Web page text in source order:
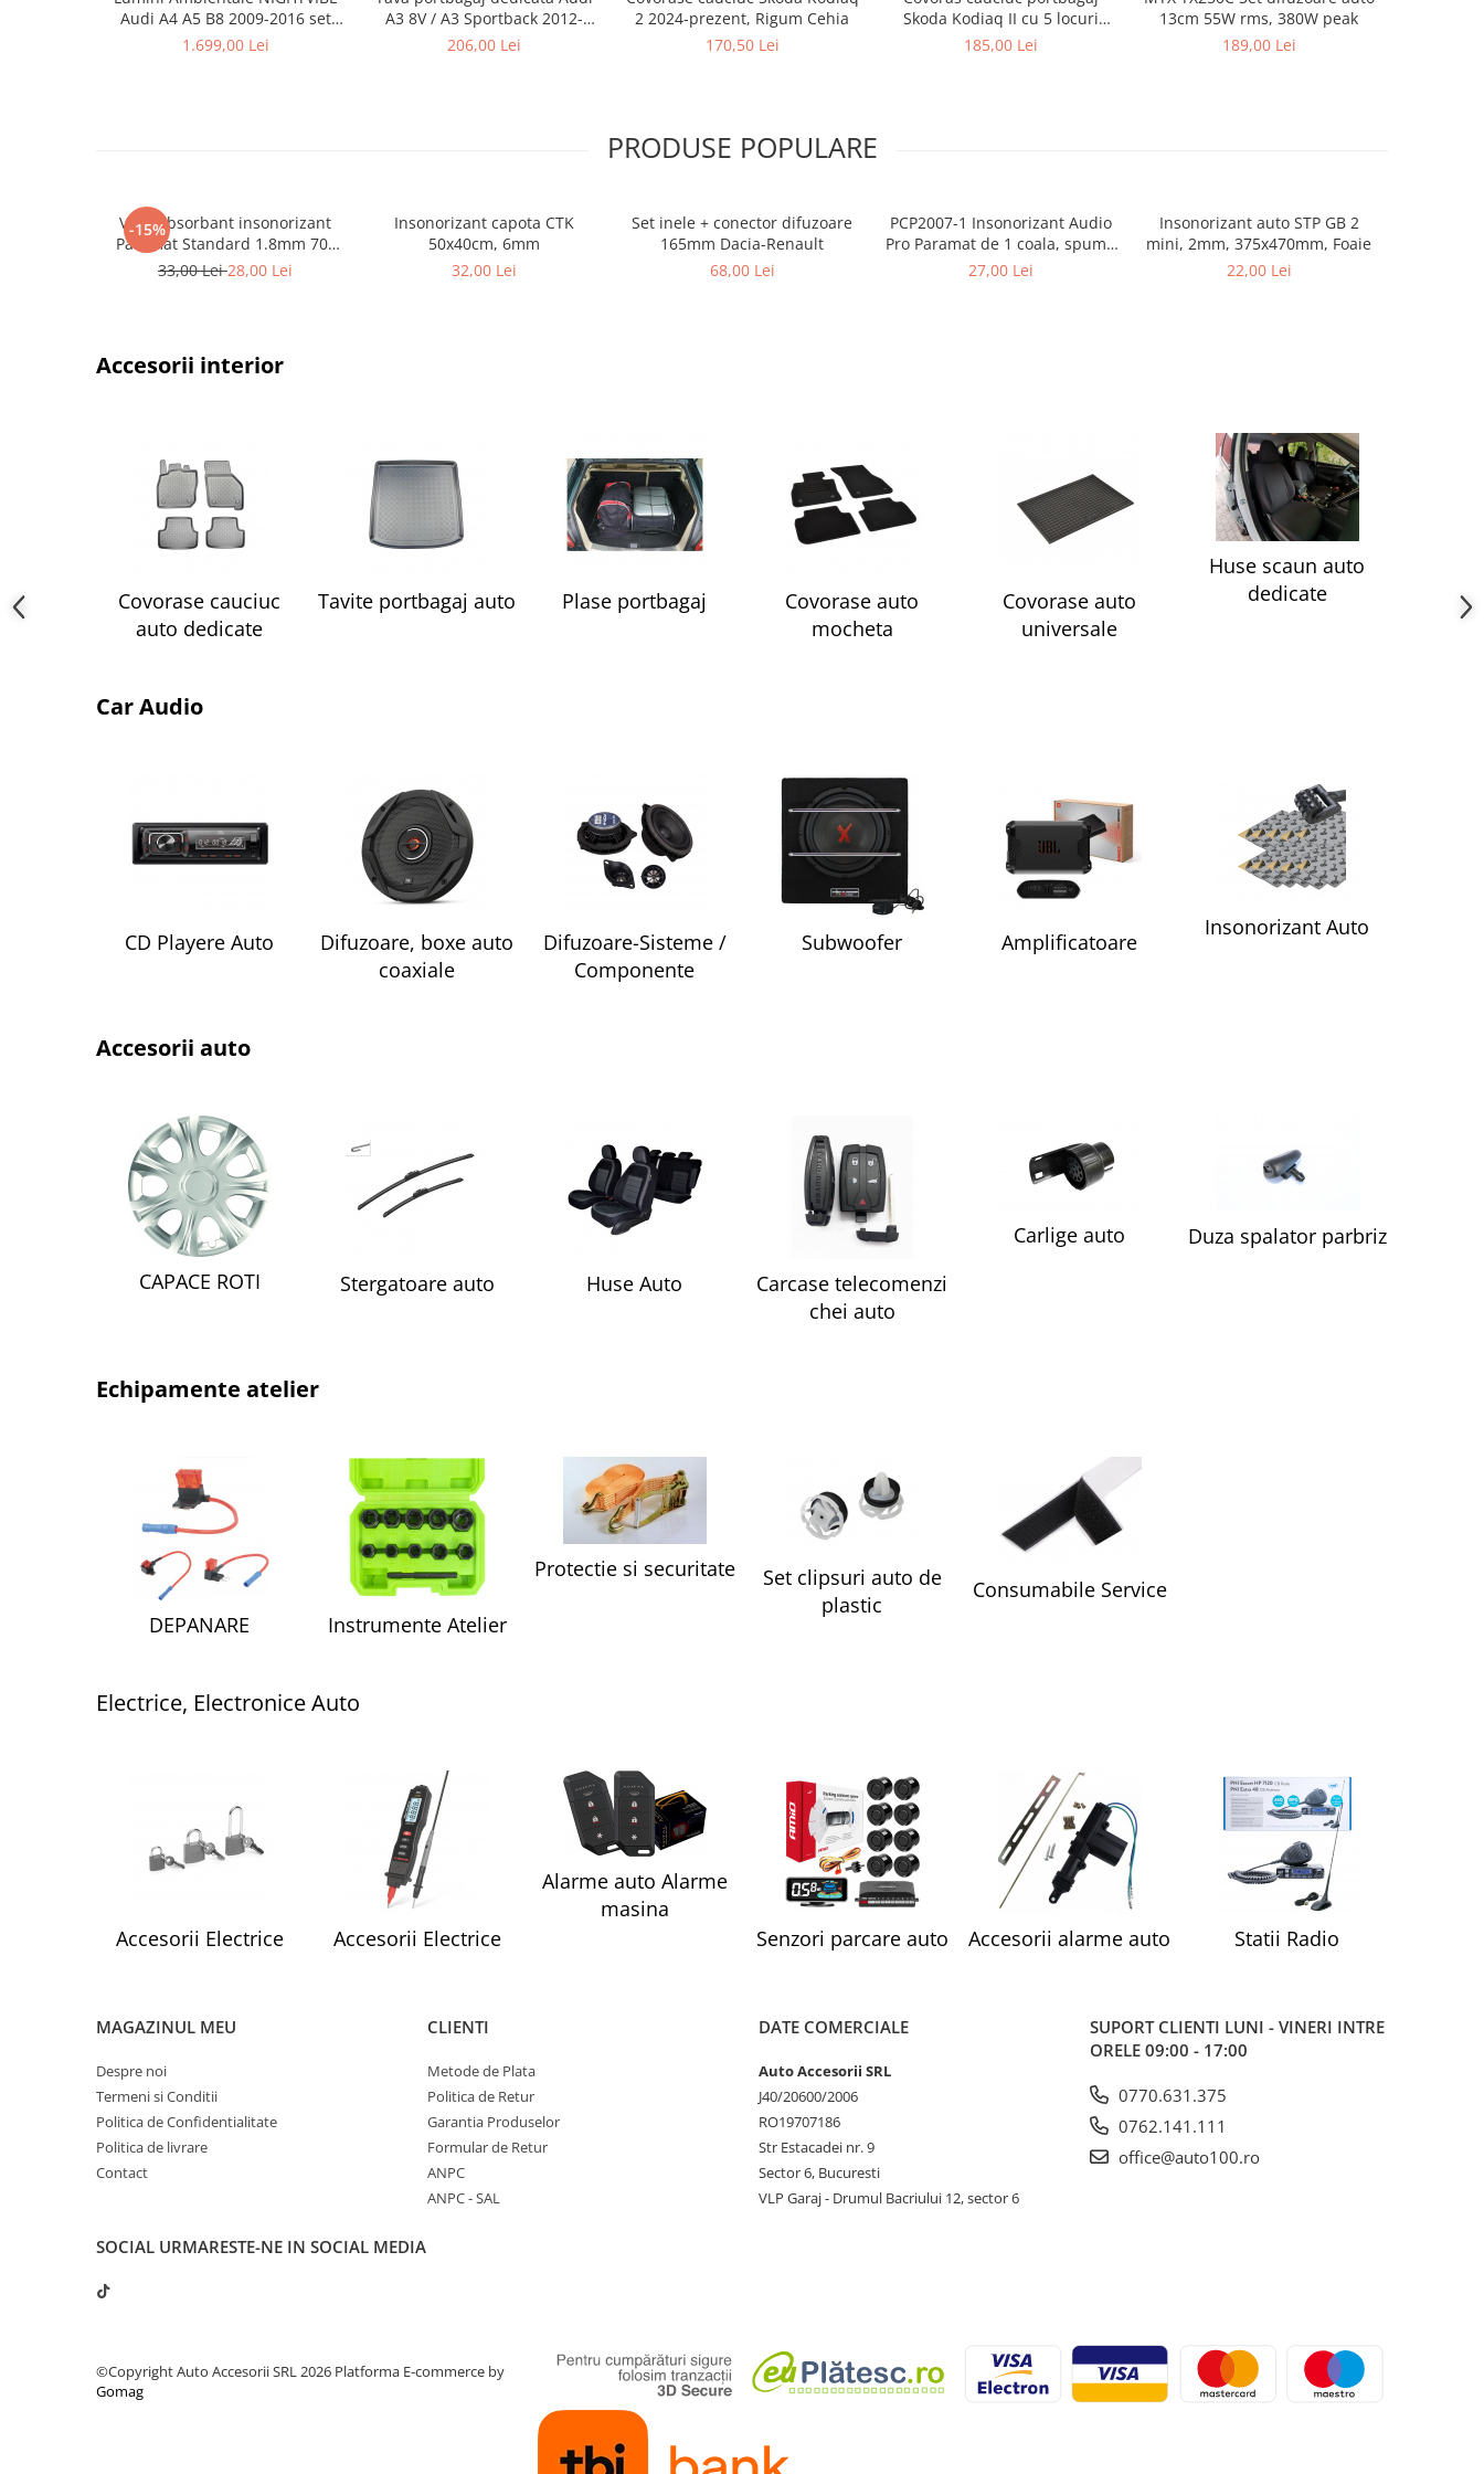
Electrice, Electronice Auto
Consumabile Service
Instrumente Atelier
Set clipsuri auto de plastic
Accesorii auto
Audi A4 A5 B8 2009-2016 set
complet control telefon sau
1.699,00 Lei
A3 8V / A3 Sportback 2012-
2020, Cool Liner™ Aristar
206,00 Lei
2 2024-prezent, Rigum Cehia
170,50 Lei
Skoda Kodiaq II cu 5 locuri
2024-prezent, Rigum Cehia (cu
185,00 Lei
13cm 55W rms, 380W peak
189,00 Lei
PRODUSE POPULARE
-15%
Vibroabsorbant insonorizant
Paramat Standard 1.8mm 70x
50cm, 1 coala PCP1006-1
33,00 Lei28,00 Lei
Insonorizant capota CTK
50x40cm, 6mm
32,00 Lei
Set inele + conector difuzoare
165mm Dacia-Renault
68,00 Lei
PCP2007-1 Insonorizant Audio
Pro Paramat de 1 coala, spuma
de 6mm grosime, 500x500mm,
27,00 Lei
Insonorizant auto STP GB 2
mini, 2mm, 375x470mm, Foaie
22,00 Lei
Accesorii interior
Covorase cauciuc
auto dedicate
Tavite portbagaj auto Plase portbagaj
Covorase auto
mocheta
Covorase auto
universale
Huse scaun auto
dedicate
Car Audio
CD Playere Auto
Difuzoare, boxe auto
coaxiale
Difuzoare-Sisteme /
Componente
Subwoofer Amplificatoare
Insonorizant Auto
Accesorii auto
CAPACE ROTI Stergatoare auto Huse Auto
Carcase telecomenzi
chei auto
Carlige auto Duza spalator parbriz
Echipamente atelier
DEPANARE Instrumente Atelier
Protectie si securitate
Set clipsuri auto de
plastic
Consumabile Service
Electrice, Electronice Auto
Accesorii Electrice Accesorii Electrice
Alarme auto Alarme
masina
Senzori parcare auto
Accesorii alarme auto Statii Radio
MAGAZINUL MEU
Despre noi
Termeni si Conditii
Politica de Confidentialitate
Politica de livrare
Contact
CLIENTI
Metode de Plata
Politica de Retur
Garantia Produselor
Formular de Retur
ANPC
ANPC - SAL
DATE COMERCIALE
Auto Accesorii SRL
J40/20600/2006
RO19707186
Str Estacadei nr. 9
Sector 6, Bucuresti
VLP Garaj - Drumul Bacriului 12, sector 6
SUPORT CLIENTI LUNI - VINERI INTRE
ORELE 09:00 - 17:00
0770.631.375
0762.141.111
office@auto100.ro
SOCIAL URMARESTE-NE IN SOCIAL MEDIA
©Copyright Auto Accesorii SRL 2026 Platforma E-commerce by
Gomag